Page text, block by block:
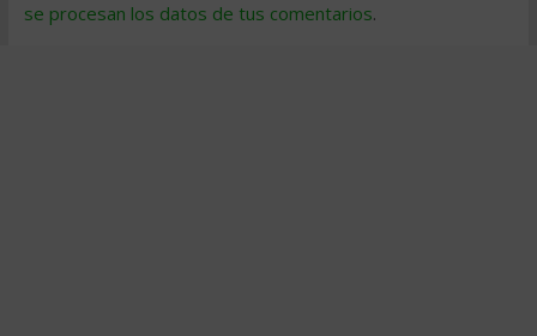
se procesan los datos de tus comentarios.